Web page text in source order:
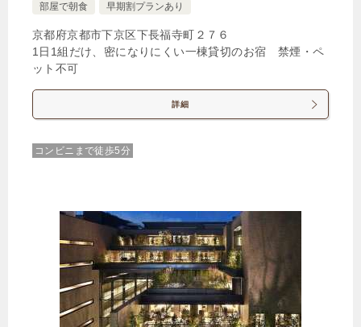
部屋で朝食
早期割プランあり
京都府京都市下京区下長福寺町２７６
1日1組だけ、密になりにくい一棟貸切のお宿 禁煙・ペ
ット不可
詳細
コンビニまで徒歩5分